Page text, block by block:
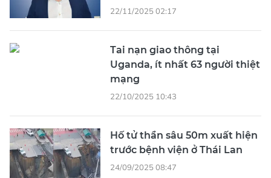
22/11/2025 02:17
Tai nạn giao thông tại
Uganda, ít nhất 63 người thiệt
mạng
22/10/2025 10:43
Hố tử thần sâu 50m xuất hiện
trước bệnh viện ở Thái Lan
24/09/2025 08:47